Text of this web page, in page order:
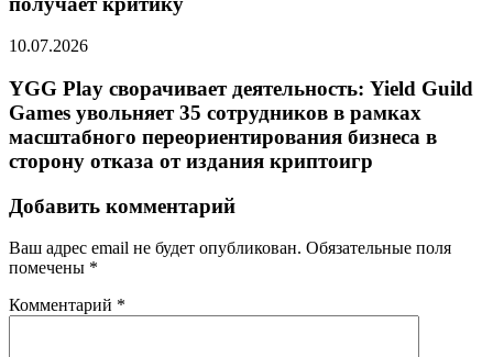
10.07.2026
YGG Play сворачивает деятельность: Yield Guild
Games увольняет 35 сотрудников в рамках
масштабного переориентирования бизнеса в
сторону отказа от издания криптоигр
Добавить комментарий
Ваш адрес email не будет опубликован. Обязательные поля
помечены *
Комментарий *